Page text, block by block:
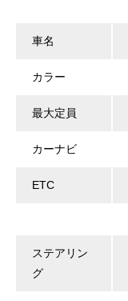
車名
カラー
最大定員
カーナビ
ETC
ステアリン
グ